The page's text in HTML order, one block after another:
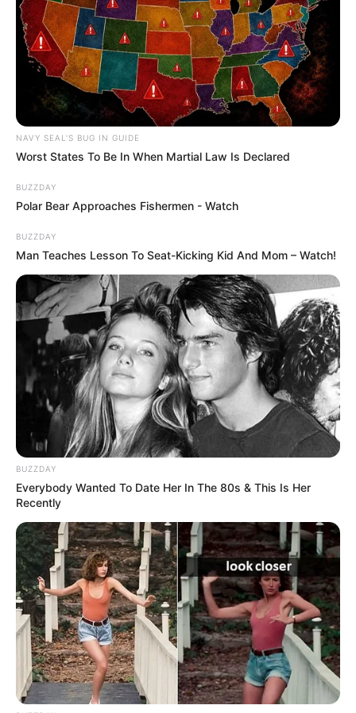
NAVY SEAL'S BUG IN GUIDE
Worst States To Be In When Martial Law Is Declared
BUZZDAY
Polar Bear Approaches Fishermen - Watch
BUZZDAY
Man Teaches Lesson To Seat-Kicking Kid And Mom – Watch!
BUZZDAY
Everybody Wanted To Date Her In The 80s & This Is Her
Recently